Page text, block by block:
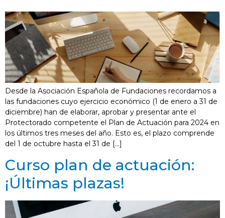
Desde la Asociación Española de Fundaciones recordamos a
las fundaciones cuyo ejercicio económico (1 de enero a 31 de
diciembre) han de elaborar, aprobar y presentar ante el
Protectorado competente el Plan de Actuación para 2024 en
los últimos tres meses del año. Esto es, el plazo comprende
del 1 de octubre hasta el 31 de […]
Curso plan de actuación:
¡Últimas plazas!